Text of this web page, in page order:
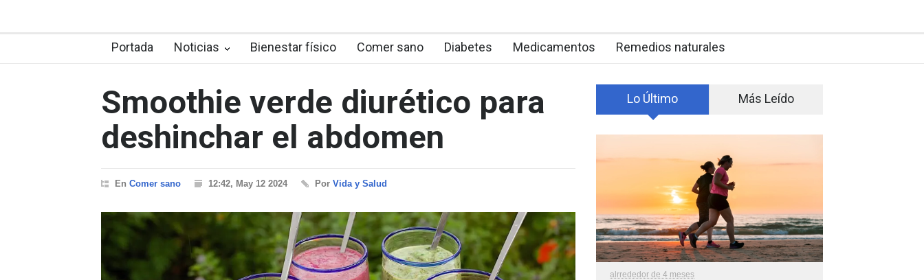
Portada Noticias Bienestar físico Comer sano Diabetes Medicamentos Remedios naturales
Smoothie verde diurético para
deshinchar el abdomen
En Comer sano 12:42, May 12 2024 Por Vida y Salud
Lo Último Más Leído
alrrededor de 4 meses